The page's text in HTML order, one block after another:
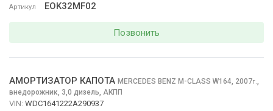
Артикул EOK32MF02
Позвонить
АМОРТИЗАТОР КАПОТА MERCEDES BENZ M-CLASS W164, 2007г.
внедорожник, 3,0 дизель, АКПП
VIN: WDC1641222A290937